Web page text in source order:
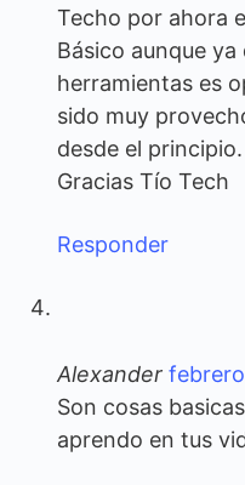
Techo por ahora
Básico aunque
herramientas es
sido muy
desde el principio.
Gracias Tío Tech
Responder
Alexander
Son cosas
aprendo en tus